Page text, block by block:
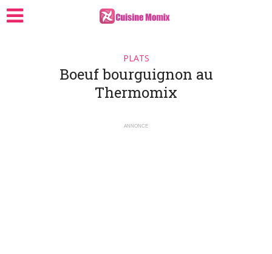
PLATS
Boeuf bourguignon au
Thermomix
ANNONCE